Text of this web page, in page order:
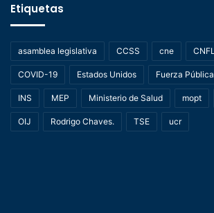
Etiquetas
asamblea legislativa CCSS cne CNFL
COVID-19 Estados Unidos Fuerza Pública
INS MEP Ministerio de Salud mopt
OIJ Rodrigo Chaves. TSE ucr